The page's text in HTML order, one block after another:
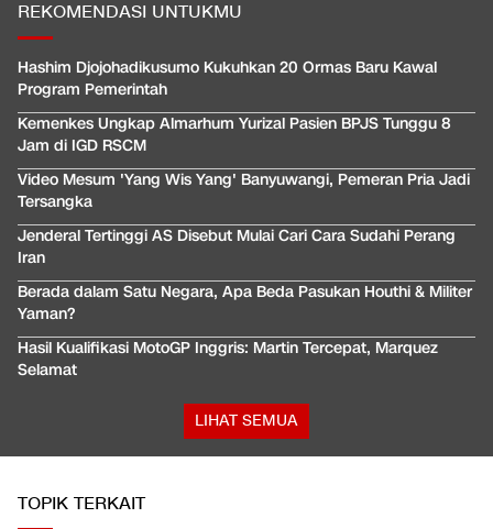
REKOMENDASI UNTUKMU
Hashim Djojohadikusumo Kukuhkan 20 Ormas Baru Kawal
Program Pemerintah
Kemenkes Ungkap Almarhum Yurizal Pasien BPJS Tunggu 8
Jam di IGD RSCM
Video Mesum 'Yang Wis Yang' Banyuwangi, Pemeran Pria Jadi
Tersangka
Jenderal Tertinggi AS Disebut Mulai Cari Cara Sudahi Perang
Iran
Berada dalam Satu Negara, Apa Beda Pasukan Houthi & Militer
Yaman?
Hasil Kualifikasi MotoGP Inggris: Martin Tercepat, Marquez
Selamat
LIHAT SEMUA
TOPIK TERKAIT